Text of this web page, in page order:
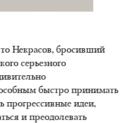
Некрасов, бросивший
серьезного
быстро принимать
прогрессивные идеи,
и преодолевать